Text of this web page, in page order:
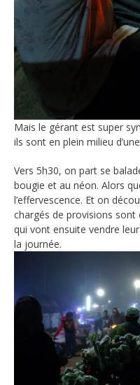
Mais le gérant est super
ils sont en plein milieu
Vers 5h30, on part se
bougie et au néon. Alors
l’effervescence. Et on
chargés de provisions
qui vont ensuite vendre
la journée.